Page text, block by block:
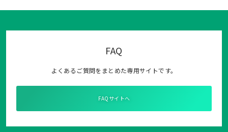
FAQ
よくあるご質問をまとめた専用サイトです。
FAQサイトへ